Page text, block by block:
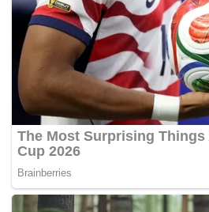
Baginda menghadiri Persidangan
2016 yang julung kali diadakan
Baginda berkata program Permata
mempromosi pendidikan awal
penjagaan merupakan pembuka
Pusat Permata Kurnia
pendidikan dan pembangunan
program pendidikan prasekolah